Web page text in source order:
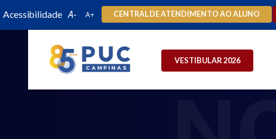
Acessibilidade CENTRAL DE ATENDIMENTO AO ALUNO
VESTIBULAR 2026